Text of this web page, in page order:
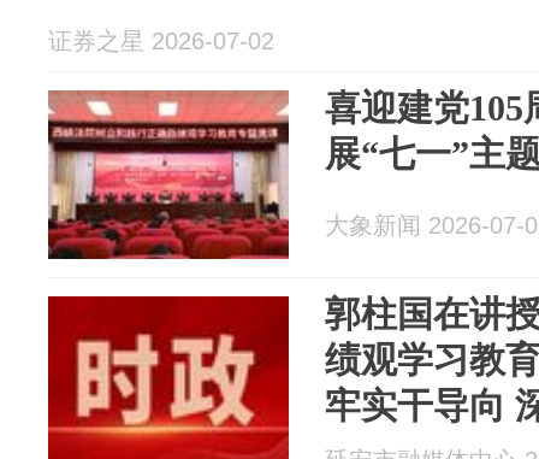
证券之星 2026-07-02
喜迎建党105
展“七一”主
大象新闻 2026-07-
郭柱国在讲
绩观学习教
牢实干导向
推动市属国